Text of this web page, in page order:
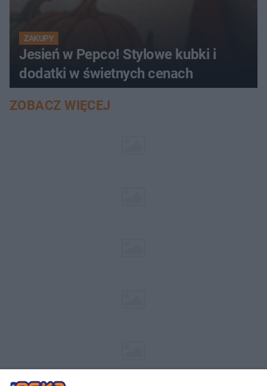
ZAKUPY
Jesień w Pepco! Stylowe kubki i
dodatki w świetnych cenach
ZOBACZ WIĘCEJ